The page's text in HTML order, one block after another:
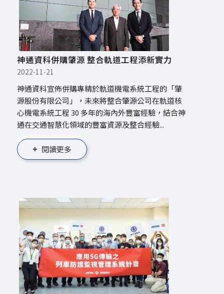
神通資科併購肇源 整合軌道工程添新實力
2022-11-21
神通資科宣佈併購專精於軌道機電系統工程的「肇
源股份有限公司」，未來將整合肇源公司在軌道核
心機電系統工程 30 多年的海內外豐富經驗，結合神
通在交通智慧化領域的豐富資源及整合經驗...
閱讀更多